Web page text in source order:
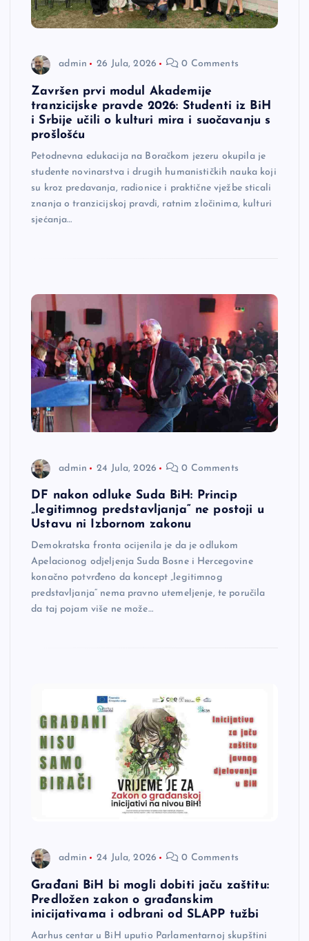
admin 26 Jula, 2026 0 Comments
Završen prvi modul Akademije
tranzicijske pravde 2026: Studenti iz BiH
i Srbije učili o kulturi mira i suočavanju s
prošlošću
Petodnevna edukacija na Boračkom jezeru okupila je
studente novinarstva i drugih humanističkih nauka koji
su kroz predavanja, radionice i praktične vježbe sticali
znanja o tranzicijskoj pravdi, ratnim zločinima, kulturi
sjećanja…
admin 24 Jula, 2026 0 Comments
DF nakon odluke Suda BiH: Princip
„legitimnog predstavljanja“ ne postoji u
Ustavu ni Izbornom zakonu
Demokratska fronta ocijenila je da je odlukom
Apelacionog odjeljenja Suda Bosne i Hercegovine
konačno potvrđeno da koncept „legitimnog
predstavljanja“ nema pravno utemeljenje, te poručila
da taj pojam više ne može…
admin 24 Jula, 2026 0 Comments
Građani BiH bi mogli dobiti jaču zaštitu:
Predložen zakon o građanskim
inicijativama i odbrani od SLAPP tužbi
Aarhus centar u BiH uputio Parlamentarnoj skupštini